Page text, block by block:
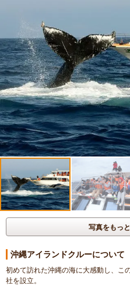
写真をもっ
沖縄アイランドクルーについて
初めて訪れた沖縄の海に大感動し、こ
社を設立。